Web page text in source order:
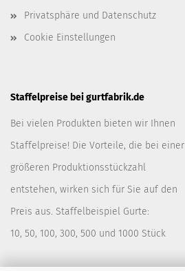
Privatsphäre und Datenschutz
Cookie Einstellungen
Staffelpreise bei gurtfabrik.de
Bei vielen Produkten bieten wir Ihnen
Staffelpreise! Die Vorteile, die bei einer
größeren Produktionsstückzahl
entstehen, wirken sich für Sie auf den
Preis aus. Staffelbeispiel Gurte:
10, 50, 100, 300, 500 und 1000 Stück